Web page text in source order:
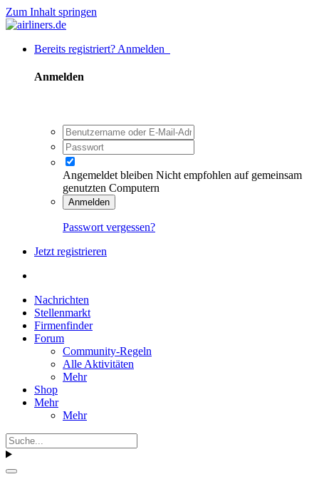
Zum Inhalt springen
Bereits registriert? Anmelden
Anmelden
Angemeldet bleiben Nicht empfohlen auf gemeinsam
genutzten Computern
Anmelden
Passwort vergessen?
Jetzt registrieren
Nachrichten
Stellenmarkt
Firmenfinder
Forum
Community-Regeln
Alle Aktivitäten
Mehr
Shop
Mehr
Mehr